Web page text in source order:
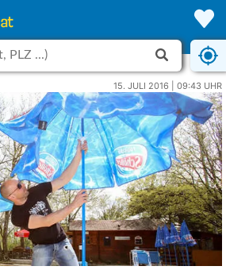
15. JULI 2016 | 09:43 UHR